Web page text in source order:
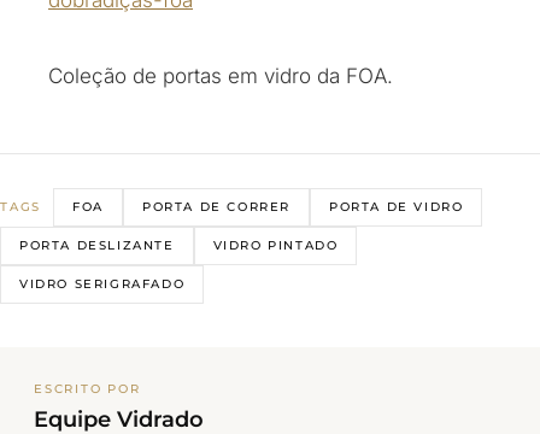
Coleção de portas em vidro da FOA.
TAGS FOA PORTA DE CORRER PORTA DE VIDRO
PORTA DESLIZANTE VIDRO PINTADO
VIDRO SERIGRAFADO
ESCRITO POR
Equipe Vidrado